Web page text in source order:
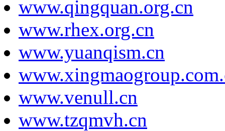
www.qingquan.org.cn
www.rhex.org.cn
www.yuanqism.cn
www.venull.cn
www.tzqmvh.cn